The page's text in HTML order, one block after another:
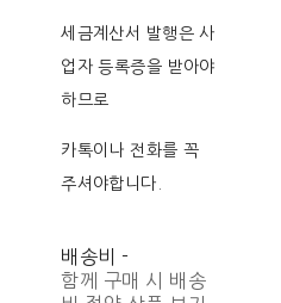
세금계산서 발행은 사
업자 등록증을 받아야
하므로
카톡이나 전화를 꼭
주셔야합니다.
배송비 -
함께 구매 시 배송